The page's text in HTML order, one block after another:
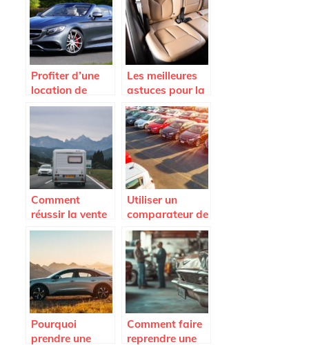
decouvrir
Profiter d’une
location de
voiture haut de
gamme pour
voyager avec
style
Les meilleures
astuces pour la
rénovation du
cuir de voiture
Comment
réussir la vente
d’un utilitaire
rapidement
Utiliser un
comparateur de
voiture neuve
pour dénicher
les meilleures
offres à Abidjan
Pourquoi
prendre une
Comment faire
reprendre une